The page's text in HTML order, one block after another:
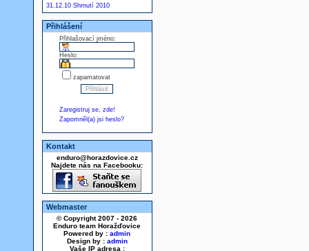
31.12.10 Shrnutí 2010
Přihlášení
Přihlašovací jméno:
Heslo:
zapamatovat
Zaregistruj se, zde!
Zapomněl(a) jsi heslo?
Kontakt
enduro@horazdovice.cz
Najdete nás na Facebooku:
Webmaster
© Copyright 2007 - 2026
Enduro team Horažďovice
Powered by : admin
Design by : admin
Vaše IP adresa :